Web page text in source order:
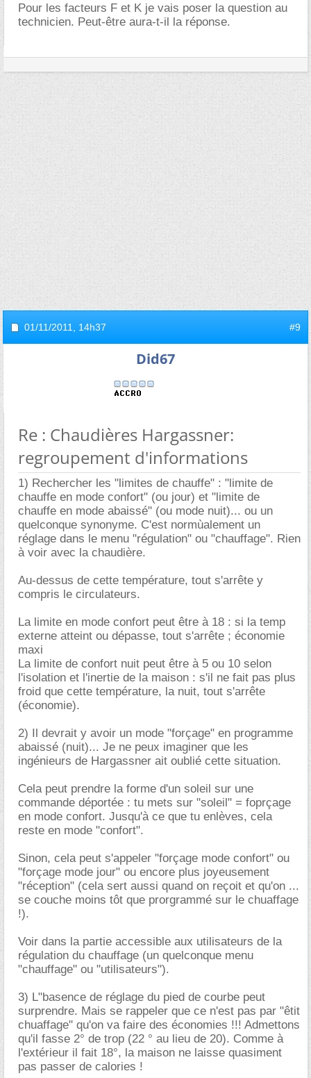
Pour les facteurs F et K je vais poser la question au
technicien. Peut-être aura-t-il la réponse.
01/11/2011, 14h37 #9
Did67
Re : Chaudières Hargassner:
regroupement d'informations
1) Rechercher les "limites de chauffe" : "limite de
chauffe en mode confort" (ou jour) et "limite de
chauffe en mode abaissé" (ou mode nuit)... ou un
quelconque synonyme. C'est normùalement un
réglage dans le menu "régulation" ou "chauffage". Rien
à voir avec la chaudière.
Au-dessus de cette température, tout s'arrête y
compris le circulateurs.
La limite en mode confort peut être à 18 : si la temp
externe atteint ou dépasse, tout s'arrête ; économie
maxi
La limite de confort nuit peut être à 5 ou 10 selon
l'isolation et l'inertie de la maison : s'il ne fait pas plus
froid que cette température, la nuit, tout s'arrête
(économie).
2) Il devrait y avoir un mode "forçage" en programme
abaissé (nuit)... Je ne peux imaginer que les
ingénieurs de Hargassner ait oublié cette situation.
Cela peut prendre la forme d'un soleil sur une
commande déportée : tu mets sur "soleil" = foprçage
en mode confort. Jusqu'à ce que tu enlèves, cela
reste en mode "confort".
Sinon, cela peut s'appeler "forçage mode confort" ou
"forçage mode jour" ou encore plus joyeusement
"réception" (cela sert aussi quand on reçoit et qu'on ...
se couche moins tôt que prorgrammé sur le chuaffage
!).
Voir dans la partie accessible aux utilisateurs de la
régulation du chauffage (un quelconque menu
"chauffage" ou "utilisateurs").
3) L"basence de réglage du pied de courbe peut
surprendre. Mais se rappeler que ce n'est pas par "êtit
chuaffage" qu'on va faire des économies !!! Admettons
qu'il fasse 2° de trop (22 ° au lieu de 20). Comme à
l'extérieur il fait 18°, la maison ne laisse quasiment
pas passer de calories !